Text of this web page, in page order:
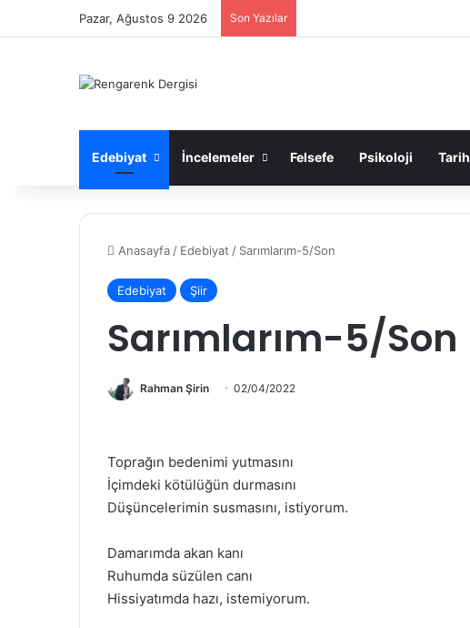
Pazar, Ağustos 9 2026 Son Yazılar
Edebiyat İncelemeler Felsefe Psikoloji Tarih
Anasayfa / Edebiyat / Sarımlarım-5/Son
Edebiyat Şiir
Sarımlarım-5/Son
Rahman Şirin 02/04/2022
Toprağın bedenimi yutmasını
İçimdeki kötülüğün durmasını
Düşüncelerimin susmasını, istiyorum.
Damarımda akan kanı
Ruhumda süzülen canı
Hissiyatımda hazı, istemiyorum.